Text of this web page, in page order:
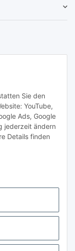
Sie den
YouTube,
Ads, Google
jederzeit ändern
Details finden